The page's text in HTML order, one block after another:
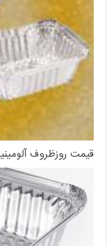
قیمت روزظروف